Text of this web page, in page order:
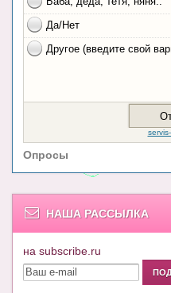
Опросы
НАША РАССЫЛКА
на subscribe.ru